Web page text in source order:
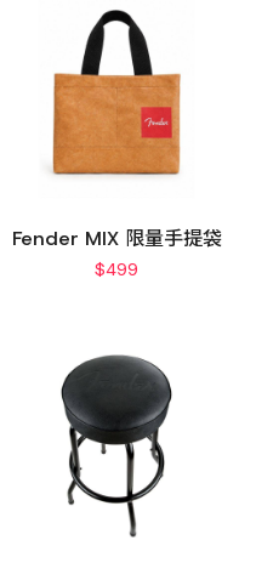
Fender MIX 限量手提袋
$499